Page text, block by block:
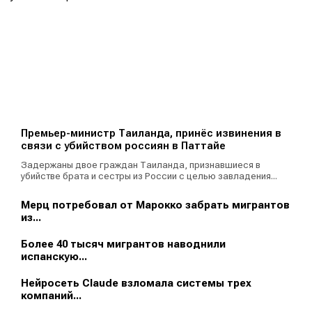
Премьер-министр Таиланда, принёс извинения в
связи с убийством россиян в Паттайе
Задержаны двое граждан Таиланда, признавшиеся в
убийстве брата и сестры из России с целью завладения...
Мерц потребовал от Марокко забрать мигрантов
из...
Более 40 тысяч мигрантов наводнили
испанскую...
Нейросеть Claude взломала системы трех
компаний...